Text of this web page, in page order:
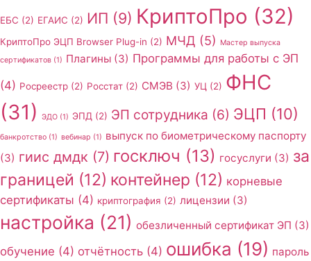
ЕБС (2) ЕГАИС (2) ИП (9) КриптоПро (32)
КриптоПро ЭЦП Browser Plug-in (2) МЧД (5)
Мастер выпуска
сертификатов (1) Плагины (3) Программы для работы с ЭП
(4) Росреестр (2) Росстат (2) СМЭВ (3) УЦ (2) ФНС
(31)
ЭДО (1) ЭПД (2) ЭП сотрудника (6) ЭЦП (10)
банкротство (1) вебинар (1) выпуск по биометрическому паспорту
(3) гиис дмдк (7) госключ (13) госуслуги (3) за
границей (12) контейнер (12) корневые
сертификаты (4) криптография (2) лицензии (3)
настройка (21) обезличенный сертификат ЭП (3)
обучение (4) отчётность (4) ошибка (19) пароль